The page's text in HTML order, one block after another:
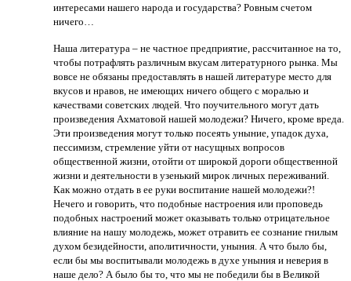
интересами нашего народа и государства? Ровным счетом
ничего…
Наша литература – не частное предприятие, рассчитанное на то,
чтобы потрафлять различным вкусам литературного рынка. Мы
вовсе не обязаны предоставлять в нашей литературе место для
вкусов и нравов, не имеющих ничего общего с моралью и
качествами советских людей. Что поучительного могут дать
произведения Ахматовой нашей молодежи? Ничего, кроме вреда.
Эти произведения могут только посеять уныние, упадок духа,
пессимизм, стремление уйти от насущных вопросов
общественной жизни, отойти от широкой дороги общественной
жизни и деятельности в узенький мирок личных переживаний.
Как можно отдать в ее руки воспитание нашей молодежи?!
Нечего и говорить, что подобные настроения или проповедь
подобных настроений может оказывать только отрицательное
влияние на нашу молодежь, может отравить ее сознание гнилым
духом безидейности, аполитичности, уныния. А что было бы,
если бы мы воспитывали молодежь в духе уныния и неверия в
наше дело? А было бы то, что мы не победили бы в Великой